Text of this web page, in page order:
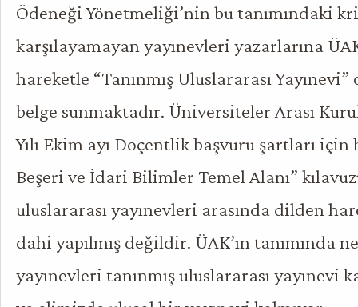
Ödeneği Yönetmeliği’nin bu tanımındaki
karşılayamayan yayınevleri yazarlarına
hareketle “Tanınmış Uluslararası
belge sunmaktadır. Üniversiteler Arası
Yılı Ekim ayı Doçentlik başvuru şartları için
Beşeri ve İdari Bilimler Temel Alanı”
uluslararası yayınevleri arasında dilden
dahi yapılmış değildir. ÜAK’ın tanımında
yayınevleri tanınmış uluslararası